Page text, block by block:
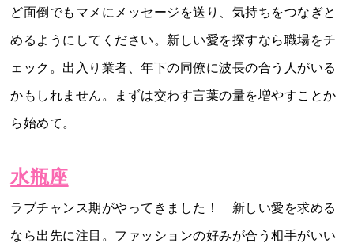
ど面倒でもマメにメッセージを送り、気持ちをつなぎと
めるようにしてください。新しい愛を探すなら職場をチ
ェック。出入り業者、年下の同僚に波長の合う人がいる
かもしれません。まずは交わす言葉の量を増やすことか
ら始めて。
水瓶座
ラブチャンス期がやってきました！ 新しい愛を求める
なら出先に注目。ファッションの好みが合う相手がいい